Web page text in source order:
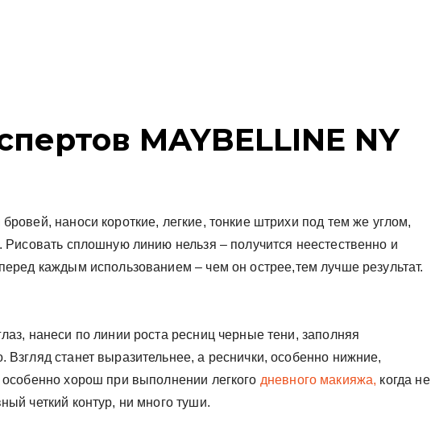
MAYBELLINE NY
наноси короткие, легкие, тонкие штрихи под тем же углом,
Рисовать сплошную линию нельзя – получится неестественно и
каждым использованием – чем он острее,тем лучше результат.
нанеси по линии роста ресниц черные тени, заполняя
Взгляд станет выразительнее, а реснички, особенно нижние,
хорош при выполнении легкого дневного макияжа, когда не
четкий контур, ни много туши.